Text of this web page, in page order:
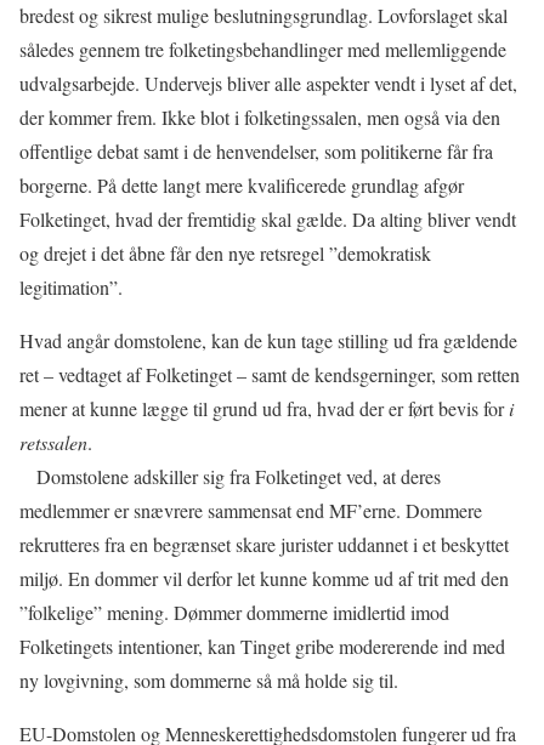
bredest og sikrest mulige beslutningsgrundlag. Lovforslaget skal
således gennem tre folketingsbehandlinger med mellemliggende
udvalgsarbejde. Undervejs bliver alle aspekter vendt i lyset af det,
der kommer frem. Ikke blot i folketingssalen, men også via den
offentlige debat samt i de henvendelser, som politikerne får fra
borgerne. På dette langt mere kvalificerede grundlag afgør
Folketinget, hvad der fremtidig skal gælde. Da alting bliver vendt
og drejet i det åbne får den nye retsregel ”demokratisk
legitimation”.
Hvad angår domstolene, kan de kun tage stilling ud fra gældende
ret – vedtaget af Folketinget – samt de kendsgerninger, som retten
mener at kunne lægge til grund ud fra, hvad der er ført bevis fori
retssalen.
Domstolene adskiller sig fra Folketinget ved, at deres
medlemmer er snævrere sammensat end MF’erne. Dommere
rekrutteres fra en begrænset skare jurister uddannet i et beskyttet
miljø. En dommer vil derfor let kunne komme ud af trit med den
”folkelige” mening. Dømmer dommerne imidlertid imod
Folketingets intentioner, kan Tinget gribe modererende ind med
ny lovgivning, som dommerne så må holde sig til.
EU-Domstolen og Menneskerettighedsdomstolen fungerer ud fra